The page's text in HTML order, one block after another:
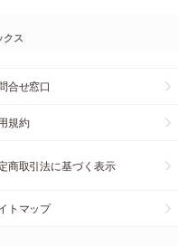
クス
合せ窓口
規約
商取引法に基づく表示
トマップ